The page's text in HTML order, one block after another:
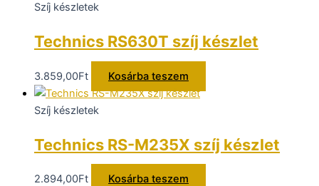
Szíj készletek
Technics RS630T szíj készlet
3.859,00Ft Kosárba teszem
Szíj készletek
Technics RS-M235X szíj készlet
2.894,00Ft Kosárba teszem